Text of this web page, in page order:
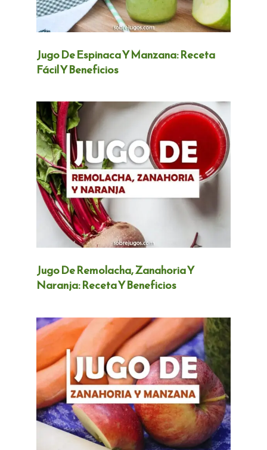
Jugo De Espinaca Y Manzana: Receta
Fácil Y Beneficios
Jugo De Remolacha, Zanahoria Y
Naranja: Receta Y Beneficios